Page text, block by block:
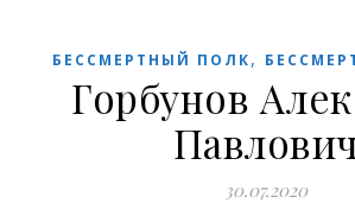
БЕССМЕРТНЫЙ ПОЛК,
Горбунов
30.07.2020